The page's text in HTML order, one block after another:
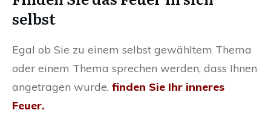
selbst
Egal ob Sie zu einem selbst gewähltem Thema
oder einem Thema sprechen werden, dass Ihnen
angetragen wurde, finden Sie Ihr inneres
Feuer.